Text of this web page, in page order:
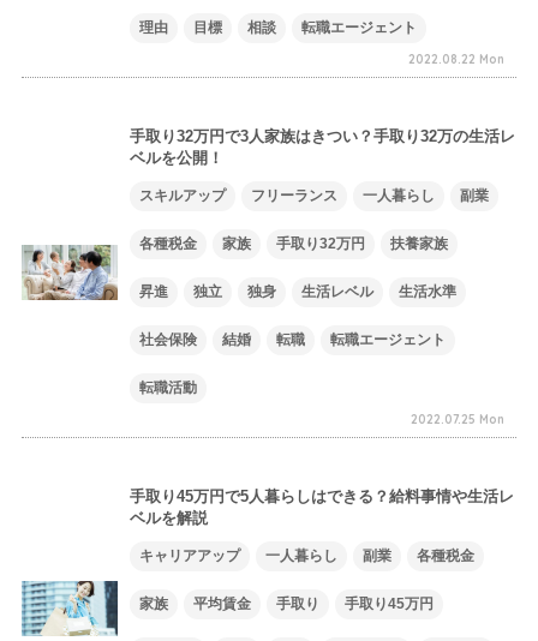
理由 目標 相談 転職エージェント
2022.08.22 Mon
手取り32万円で3人家族はきつい？手取り32万の生活レ
ベルを公開！
スキルアップ フリーランス 一人暮らし 副業
各種税金 家族 手取り32万円 扶養家族
昇進 独立 独身 生活レベル 生活水準
社会保険 結婚 転職 転職エージェント
転職活動
2022.07.25 Mon
手取り45万円で5人暮らしはできる？給料事情や生活レ
ベルを解説
キャリアアップ 一人暮らし 副業 各種税金
家族 平均賃金 手取り 手取り45万円